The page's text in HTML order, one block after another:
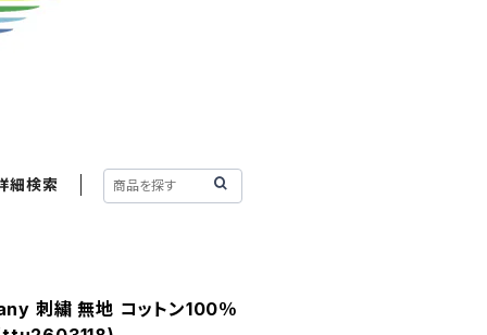
細検索
刺繍 無地 コットン100％